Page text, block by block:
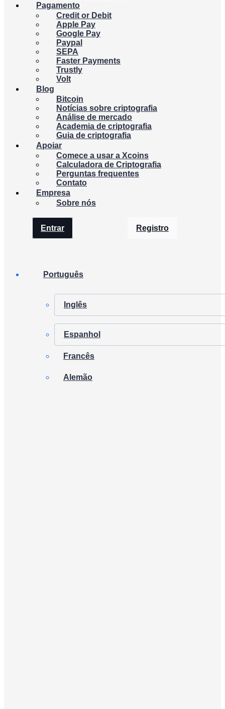
Pagamento
Credit or Debit
Apple Pay
Google Pay
Paypal
SEPA
Faster Payments
Trustly
Volt
Blog
Bitcoin
Notícias sobre criptografia
Análise de mercado
Academia de criptografia
Guia de criptografia
Apoiar
Comece a usar a Xcoins
Calculadora de Criptografia
Perguntas frequentes
Contato
Empresa
Sobre nós
Entrar Registro
Português
Inglês
Espanhol
Francês
Alemão